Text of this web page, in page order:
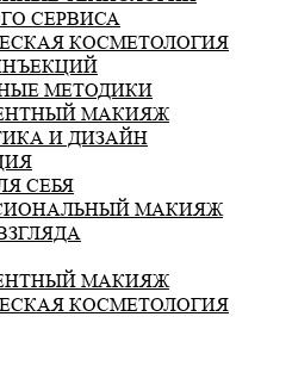
СЕРВИСА
КОСМЕТОЛОГИЯ
МЕТОДИКИ
МАКИЯЖ
И ДИЗАЙН
СЕБЯ
МАКИЯЖ
МАКИЯЖ
КОСМЕТОЛОГИЯ